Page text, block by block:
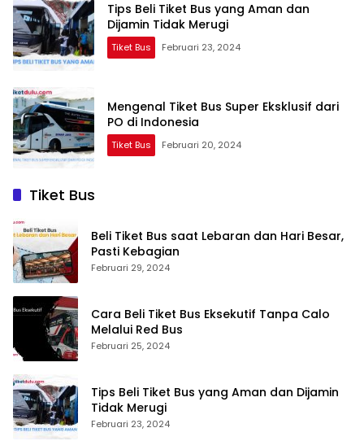
Tips Beli Tiket Bus yang Aman dan
Dijamin Tidak Merugi
Tiket Bus Februari 23, 2024
Mengenal Tiket Bus Super Eksklusif dari
PO di Indonesia
Tiket Bus Februari 20, 2024
Tiket Bus
Beli Tiket Bus saat Lebaran dan Hari Besar,
Pasti Kebagian
Februari 29, 2024
Cara Beli Tiket Bus Eksekutif Tanpa Calo
Melalui Red Bus
Februari 25, 2024
Tips Beli Tiket Bus yang Aman dan Dijamin
Tidak Merugi
Februari 23, 2024